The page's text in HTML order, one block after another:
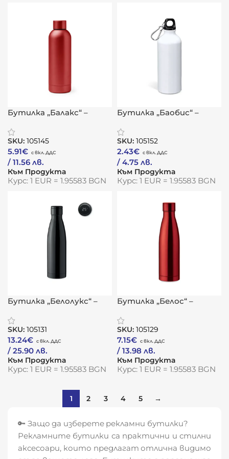
Бутилка „Балакс“ –
сърцевина
SKU: 105145
5.91€
/ 11.56 лв.
Към Продукта
Курс: 1 EUR = 1.95583 BGN
Бутилка „Баобис“ –
алуминиева
издръжливост
SKU: 105152
2.43€
/ 4.75 лв.
Към Продукта
Курс: 1 EUR = 1.95583 BGN
Бутилка „Белолукс“ –
интелигентен акцент
SKU: 105131
13.24€
/ 25.90 лв.
Към Продукта
Курс: 1 EUR = 1.95583 BGN
Бутилка „Белос“ –
медна изолация
SKU: 105129
7.15€
/ 13.98 лв.
Към Продукта
Курс: 1 EUR = 1.95583 BGN
1 2 3 4 5 →
🔑 Защо да изберете рекламни бутилки?
Рекламните бутилки са практични и стилни
аксесоари, които предлагат отлична видимо